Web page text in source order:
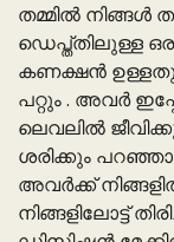
തമ്മിൽ
ഡെപ്ത്തിലുള്ള
കണക്ഷൻ
പറ്റും . അവർ
ലെവലിൽ
ശരിക്കും
അവർക്ക്
നിങ്ങളിലോട്ട്